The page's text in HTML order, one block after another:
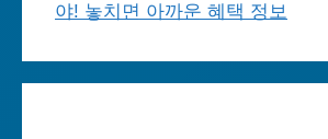
야! 놓치면 아까운 혜택 정보